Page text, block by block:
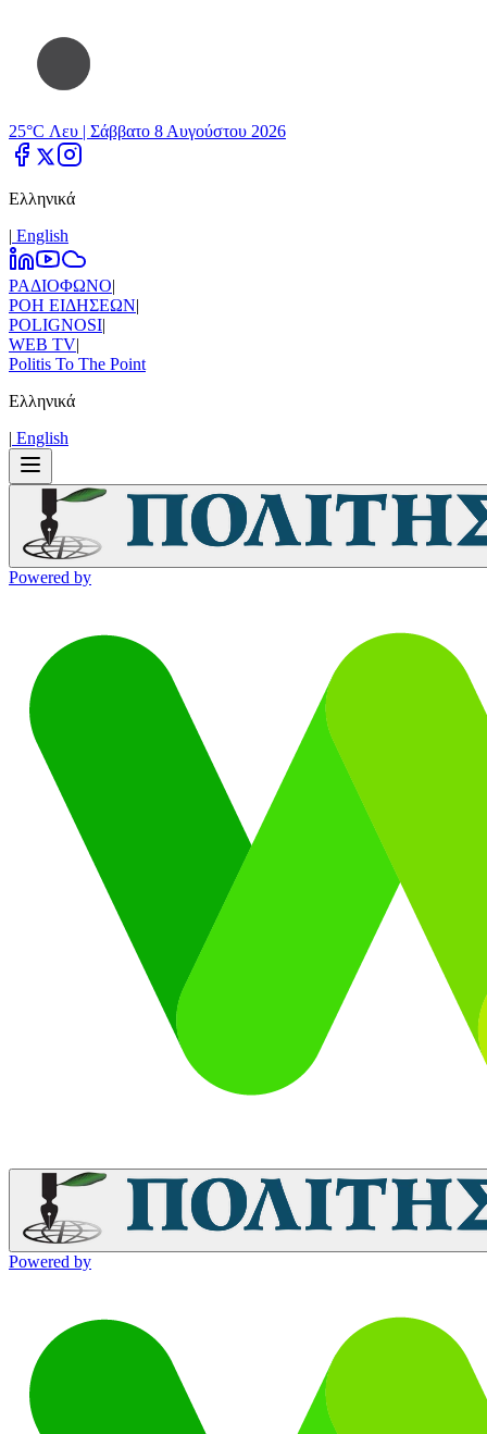
25°C Λευ | Σάββατο 8 Αυγούστου 2026
Ελληνικά
| Εnglish
ΡΑΔΙΟΦΩΝΟ|
ΡΟΗ ΕΙΔΗΣΕΩΝ|
POLIGNOSI|
WEB TV|
Politis To The Point
Ελληνικά
| Εnglish
Powered by
Powered by